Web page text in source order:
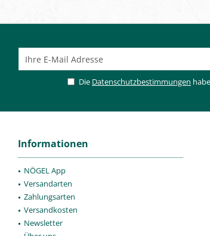
Die Datenschutzbestimmungen
Informationen
NÖGEL App
Versandarten
Zahlungsarten
Versandkosten
Newsletter